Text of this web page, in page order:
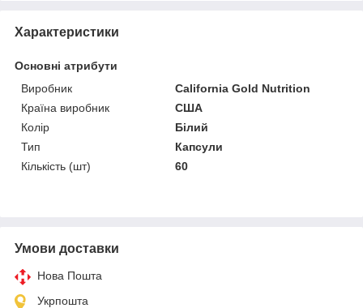
Характеристики
Основні атрибути
Виробник
California Gold Nutrition
Країна виробник
США
Колір
Білий
Тип
Капсули
Кількість (шт)
60
Умови доставки
Нова Пошта
Укрпошта